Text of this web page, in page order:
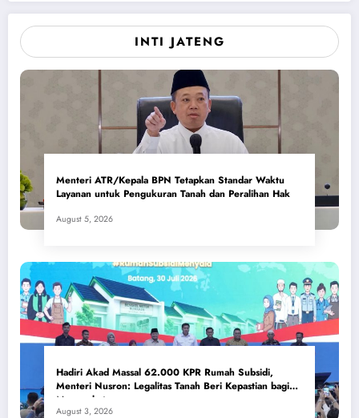
INTI JATENG
Menteri ATR/Kepala BPN Tetapkan Standar Waktu
Layanan untuk Pengukuran Tanah dan Peralihan Hak
August 5, 2026
Hadiri Akad Massal 62.000 KPR Rumah Subsidi,
Menteri Nusron: Legalitas Tanah Beri Kepastian bagi
Masyarakat
August 3, 2026